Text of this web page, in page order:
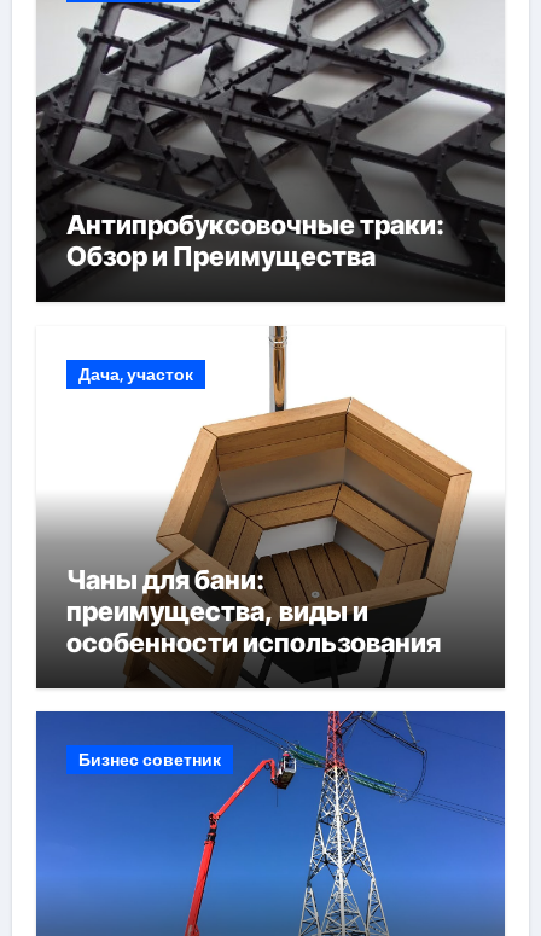
Антипробуксовочные траки:
Обзор и Преимущества
Дача, участок
Чаны для бани:
преимущества, виды и
особенности использования
Бизнес советник